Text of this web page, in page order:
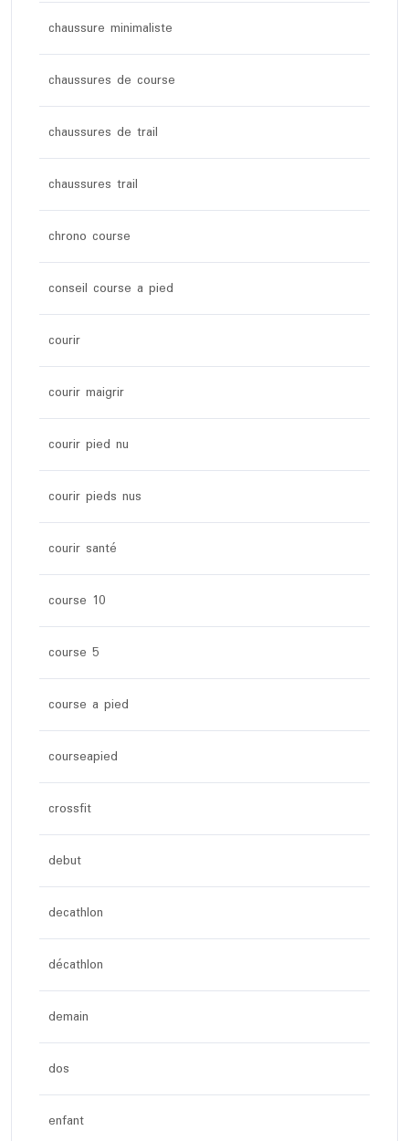
chaussure minimaliste
chaussures de course
chaussures de trail
chaussures trail
chrono course
conseil course a pied
courir
courir maigrir
courir pied nu
courir pieds nus
courir santé
course 10
course 5
course a pied
courseapied
crossfit
debut
decathlon
décathlon
demain
dos
enfant